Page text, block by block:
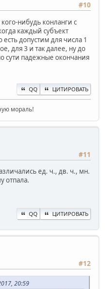
#10
нибудь конланги с
каждый субъект
допустим для числа 1
для 3 и так далее, ну до
сути падежные окончания
QQ ЦИТИРОВАТЬ
мораль!
#11
ед. ч., дв. ч., мн.
отпала.
QQ ЦИТИРОВАТЬ
#12
20:59